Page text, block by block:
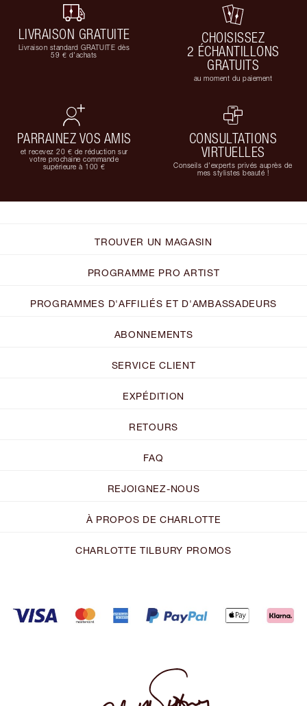
LIVRAISON GRATUITE
Livraison standard GRATUITE dès
59 € d'achats
CHOISISSEZ
2 ÉCHANTILLONS
GRATUITS
au moment du paiement
PARRAINEZ VOS AMIS
et recevez 20 € de réduction sur
votre prochaine commande
supérieure à 100 €
CONSULTATIONS
VIRTUELLES
Conseils d'experts privés auprès de
mes stylistes beauté !
TROUVER UN MAGASIN
PROGRAMME PRO ARTIST
PROGRAMMES D'AFFILIÉS ET D'AMBASSADEURS
ABONNEMENTS
SERVICE CLIENT
EXPÉDITION
RETOURS
FAQ
REJOIGNEZ-NOUS
À PROPOS DE CHARLOTTE
CHARLOTTE TILBURY PROMOS